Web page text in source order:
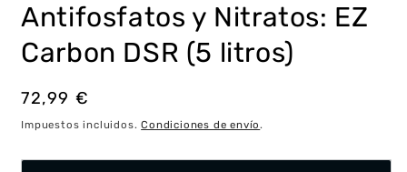
1
en
una
ventana
Antifosfatos y Nitratos: EZ
Carbon DSR (5 litros)
Precio
habitual
72,99 €
Impuestos incluidos.Condiciones de envío.